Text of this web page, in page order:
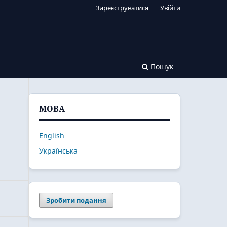
Пошук
Зареєструватися Увійти
МОВА
English
Українська
Зробити подання